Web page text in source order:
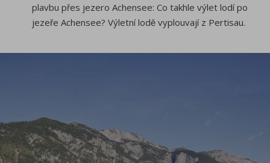
plavbu přes jezero Achensee: Co takhle výlet lodí po
jezeře Achensee? Výletní lodě vyplouvají z Pertisau.